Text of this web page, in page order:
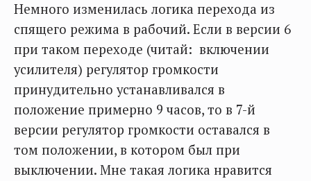
Немного изменилась логика перехода из
спящего режима в рабочий. Если в версии 6
при таком переходе (читай: включении
усилителя) регулятор громкости
принудительно устанавливался в
положение примерно 9 часов, то в 7-й
версии регулятор громкости оставался в
том положении, в котором был при
выключении. Мне такая логика нравится